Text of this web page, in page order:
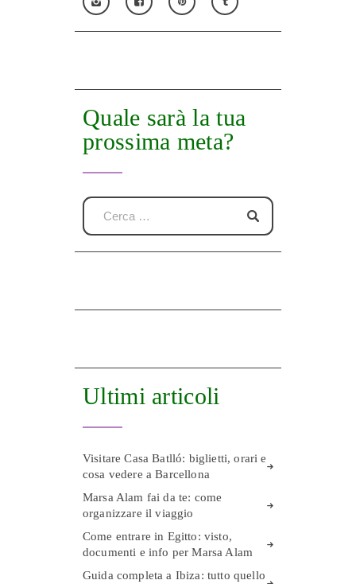
Quale sarà la tua
prossima meta?
Ultimi articoli
Visitare Casa Batlló: biglietti, orari e
cosa vedere a Barcellona
Marsa Alam fai da te: come
organizzare il viaggio
Come entrare in Egitto: visto,
documenti e info per Marsa Alam
Guida completa a Ibiza: tutto quello